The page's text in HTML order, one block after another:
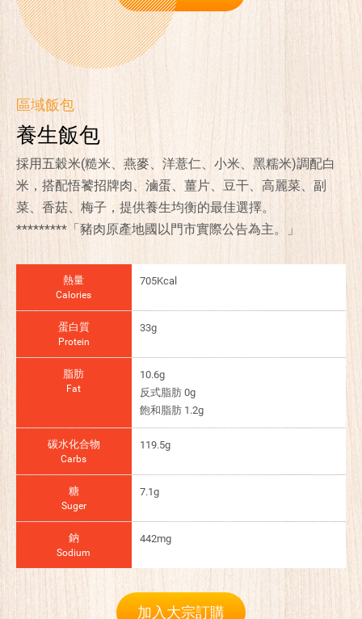
區域飯包
養生飯包
採用五穀米(糙米、燕麥、洋薏仁、小米、黑糯米)調配白
米，搭配悟饕招牌肉、滷蛋、薑片、豆干、高麗菜、副
菜、香菇、梅子，提供養生均衡的最佳選擇。
*********「豬肉原產地國以門市實際公告為主。」
熱量
Calories
705Kcal
蛋白質
Protein
33g
脂肪
Fat
10.6g
反式脂肪 0g
飽和脂肪 1.2g
碳水化合物
Carbs
119.5g
糖
Suger
7.1g
鈉
Sodium
442mg
加入大宗訂購